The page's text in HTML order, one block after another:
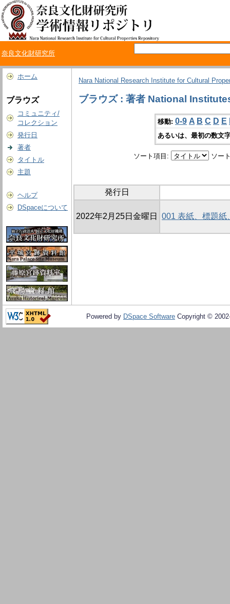
奈良文化財研究所
ホーム
ブラウズ
コミュニティ/
コレクション
発行日
著者
タイトル
主題
ヘルプ
DSpaceについて
Nara National Research Institute for Cultural
ブラウズ : 著者 National
移動: 0-9 A B C D E
あるいは、最初の数文
ソート項目: ソー
発行日
2022年2月25日金曜日 001 表紙、標題紙
Powered by DSpace Software Copyright ©